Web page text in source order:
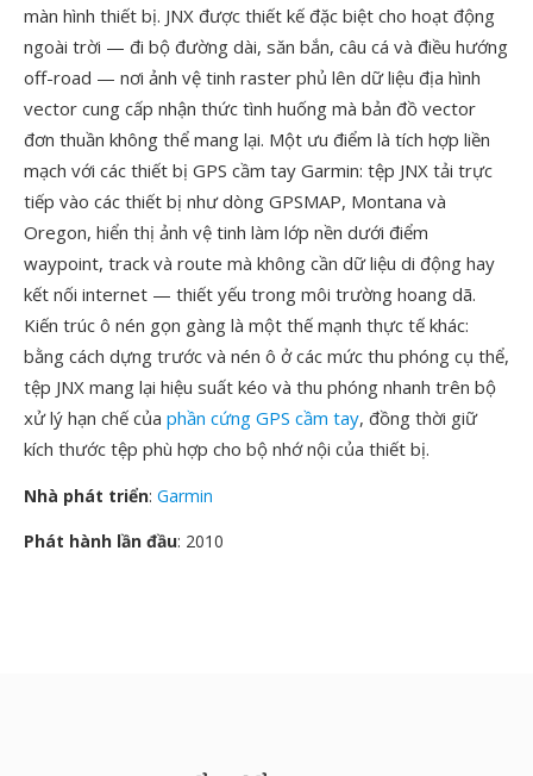
màn hình thiết bị. JNX được thiết kế đặc biệt cho hoạt động
ngoài trời — đi bộ đường dài, săn bắn, câu cá và điều hướng
off-road — nơi ảnh vệ tinh raster phủ lên dữ liệu địa hình
vector cung cấp nhận thức tình huống mà bản đồ vector
đơn thuần không thể mang lại. Một ưu điểm là tích hợp liền
mạch với các thiết bị GPS cầm tay Garmin: tệp JNX tải trực
tiếp vào các thiết bị như dòng GPSMAP, Montana và
Oregon, hiển thị ảnh vệ tinh làm lớp nền dưới điểm
waypoint, track và route mà không cần dữ liệu di động hay
kết nối internet — thiết yếu trong môi trường hoang dã.
Kiến trúc ô nén gọn gàng là một thế mạnh thực tế khác:
bằng cách dựng trước và nén ô ở các mức thu phóng cụ thể,
tệp JNX mang lại hiệu suất kéo và thu phóng nhanh trên bộ
xử lý hạn chế của phần cứng GPS cầm tay, đồng thời giữ
kích thước tệp phù hợp cho bộ nhớ nội của thiết bị.
Nhà phát triển: Garmin
Phát hành lần đầu: 2010